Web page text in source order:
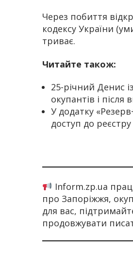
Через побиття
кодексу України
триває.
Читайте також:
25-річний Денис
окупантів і
У додатку
доступ до
Inform.zp.ua
про Запоріжжя,
для вас,
продовжувати